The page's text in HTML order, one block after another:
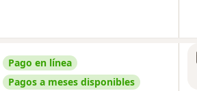
Pago en línea
Pagos a meses disponibles